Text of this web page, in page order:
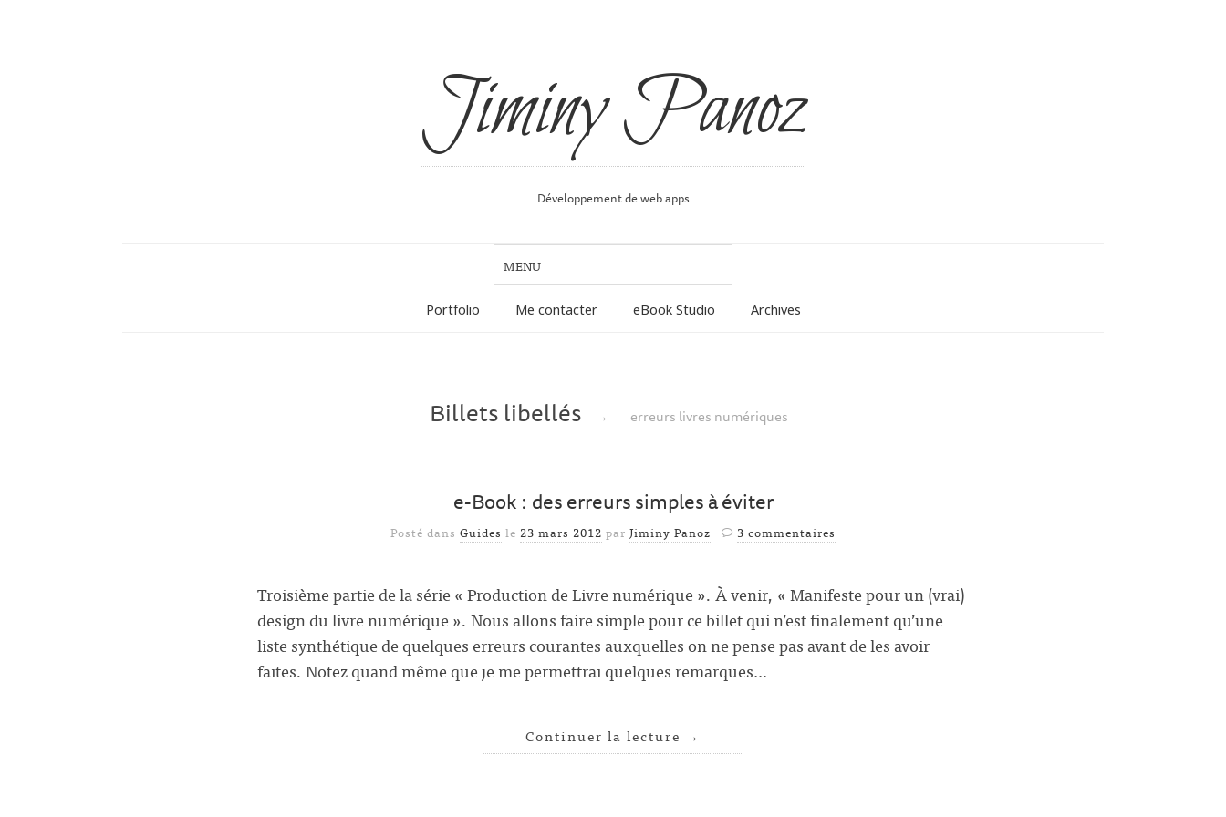
Jiminy Panoz
Développement de web apps
Portfolio Me contacter eBook Studio Archives
Billets libellés → erreurs livres numériques
e-Book : des erreurs simples à éviter
Posté dansGuides le 23 mars 2012 parJiminy Panoz 3 commentaires
Troisième partie de la série « Production de Livre numérique ». À venir, « Manifeste pour un (vrai)
design du livre numérique ». Nous allons faire simple pour ce billet qui n’est finalement qu’une
liste synthétique de quelques erreurs courantes auxquelles on ne pense pas avant de les avoir
faites. Notez quand même que je me permettrai quelques remarques…
Continuer la lecture →